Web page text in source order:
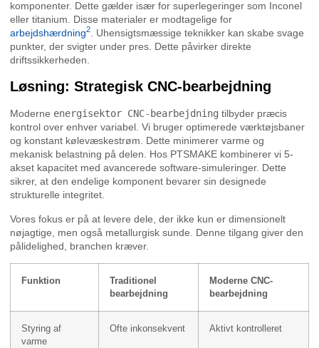
komponenter. Dette gælder især for superlegeringer som Inconel
eller titanium. Disse materialer er modtagelige for
arbejdshærdning2
. Uhensigtsmæssige teknikker kan skabe svage
punkter, der svigter under pres. Dette påvirker direkte
driftssikkerheden.
Løsning: Strategisk CNC-bearbejdning
Moderne energisektor CNC-bearbejdning tilbyder præcis
kontrol over enhver variabel. Vi bruger optimerede værktøjsbaner
og konstant kølevæskestrøm. Dette minimerer varme og
mekanisk belastning på delen. Hos PTSMAKE kombinerer vi 5-
akset kapacitet med avancerede software-simuleringer. Dette
sikrer, at den endelige komponent bevarer sin designede
strukturelle integritet.
Vores fokus er på at levere dele, der ikke kun er dimensionelt
nøjagtige, men også metallurgisk sunde. Denne tilgang giver den
pålidelighed, branchen kræver.
Funktion
Traditionel
bearbejdning
Moderne CNC-
bearbejdning
Styring af
varme
Ofte inkonsekvent Aktivt kontrolleret